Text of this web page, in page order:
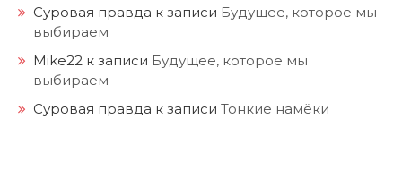
Суровая правда к записи Будущее, которое мы
выбираем
Mike22 к записи Будущее, которое мы
выбираем
Суровая правда к записи Тонкие намёки